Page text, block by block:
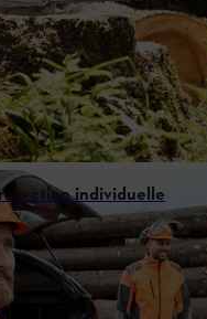
individuelle